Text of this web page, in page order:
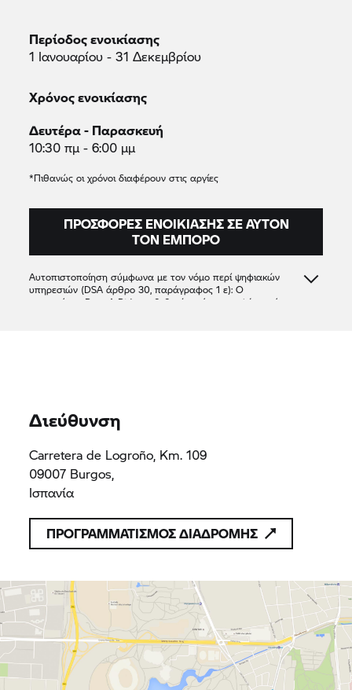
Περίοδος ενοικίασης
1 Ιανουαρίου - 31 Δεκεμβρίου
Χρόνος ενοικίασης
Δευτέρα - Παρασκευή
10:30 πμ - 6:00 μμ
*Πιθανώς οι χρόνοι διαφέρουν στις αργίες
ΠΡΟΣΦΟΡΈΣ ΕΝΟΙΚΊΑΣΗΣ ΣΕ ΑΥΤΌΝ
ΤΟΝ ΈΜΠΟΡΟ
Αυτοπιστοποίηση σύμφωνα με τον νόμο περί ψηφιακών
υπηρεσιών (DSA άρθρο 30, παράγραφος 1 ε): Ο
συνεργάτης Rent A Ride
επιβεβαιώνει ότι προσφέρει μόνο
Διεύθυνση
Carretera de Logroño, Km. 109
09007 Burgos,
Ισπανία
ΠΡΟΓΡΑΜΜΑΤΙΣΜΟΣ ΔΙΑΔΡΟΜΗΣ